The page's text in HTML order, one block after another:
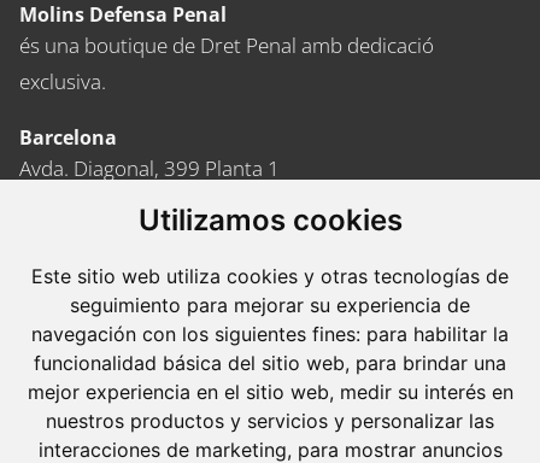
Utilizamos cookies
Este sitio web utiliza cookies y otras tecnologías de
seguimiento para mejorar su experiencia de
navegación con los siguientes fines: para habilitar la
funcionalidad básica del sitio web, para brindar una
mejor experiencia en el sitio web, medir su interés en
nuestros productos y servicios y personalizar las
interacciones de marketing, para mostrar anuncios
Molins Defensa Penal
és una boutique de Dret Penal amb dedicació
exclusiva.
Barcelona
Avda. Diagonal, 399 Planta 1
08008 Barcelona
Tel. +34 934 152 244
Fax. +34 934 160 693
Madrid
José Abascal, 56 Planta 6
28003 Madrid
Tel. +34 913 103 008